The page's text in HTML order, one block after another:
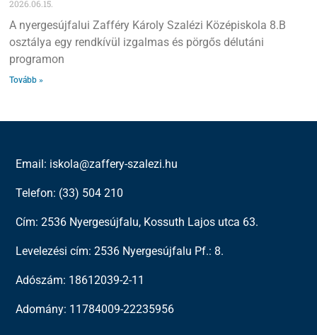
2026.06.15.
A nyergesújfalui Zafféry Károly Szalézi Középiskola 8.B
osztálya egy rendkívül izgalmas és pörgős délutáni
programon
Tovább »
Email: iskola@zaffery-szalezi.hu
Telefon: (33) 504 210
Cím: 2536 Nyergesújfalu, Kossuth Lajos utca 63.
Levelezési cím: 2536 Nyergesújfalu Pf.: 8.
Adószám: 18612039-2-11
Adomány: 11784009-22235956